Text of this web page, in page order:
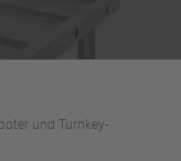
und Turnkey-